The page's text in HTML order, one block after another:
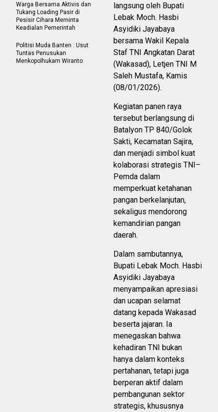
langsung oleh Bupati
Lebak Moch. Hasbi
Asyidiki Jayabaya
bersama Wakil Kepala
Staf TNI Angkatan Darat
(Wakasad), Letjen TNI M
Saleh Mustafa, Kamis
(08/01/2026).
Kegiatan panen raya
tersebut berlangsung di
Batalyon TP 840/Golok
Sakti, Kecamatan Sajira,
dan menjadi simbol kuat
kolaborasi strategis TNI–
Pemda dalam
memperkuat ketahanan
pangan berkelanjutan,
sekaligus mendorong
kemandirian pangan
daerah.
Dalam sambutannya,
Bupati Lebak Moch. Hasbi
Asyidiki Jayabaya
menyampaikan apresiasi
dan ucapan selamat
datang kepada Wakasad
beserta jajaran. Ia
menegaskan bahwa
kehadiran TNI bukan
hanya dalam konteks
pertahanan, tetapi juga
berperan aktif dalam
pembangunan sektor
strategis, khususnya
Warga Bersama Aktivis dan
Tukang Loading Pasir di
Pesisir Cihara Meminta
Keadialan Pemerintah
Politisi Muda Banten : Usut
Tuntas Penusukan
Menkopolhukam Wiranto